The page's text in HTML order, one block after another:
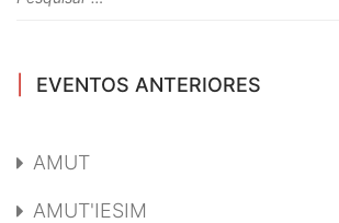
EVENTOS ANTERIORES
AMUT
AMUT'IESIM